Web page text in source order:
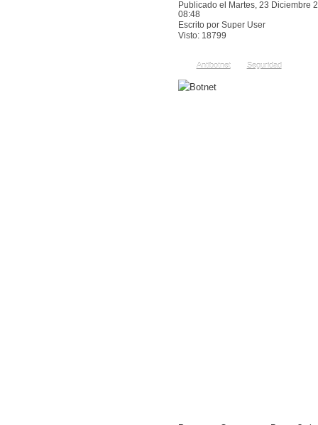
Publicado el Martes, 23 Diciembre
08:48
Escrito por Super User
Visto: 18799
Antibotnet Seguridad